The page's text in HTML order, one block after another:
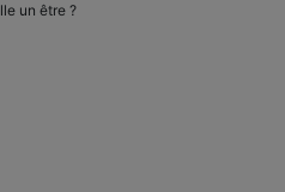
un être ?